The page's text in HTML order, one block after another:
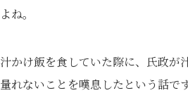
ね。
かけ飯を食していた際に、氏政
れないことを嘆息したという話